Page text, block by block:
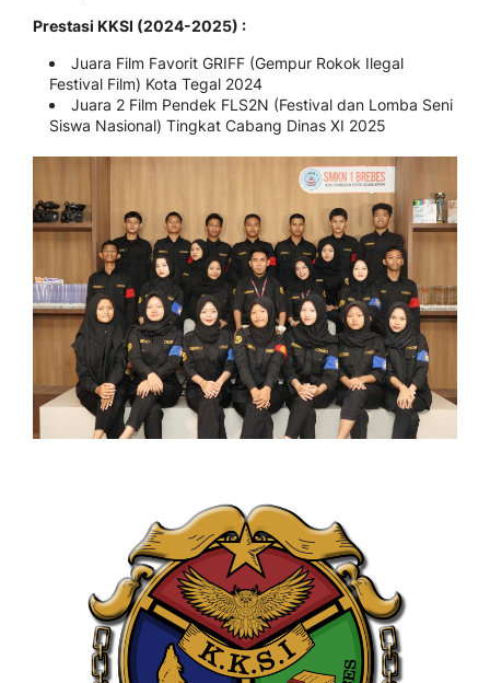
Prestasi KKSI (2024-2025) :
Juara Film Favorit GRIFF (Gempur Rokok Ilegal
Festival Film) Kota Tegal 2024
Juara 2 Film Pendek FLS2N (Festival dan Lomba Seni
Siswa Nasional) Tingkat Cabang Dinas XI 2025